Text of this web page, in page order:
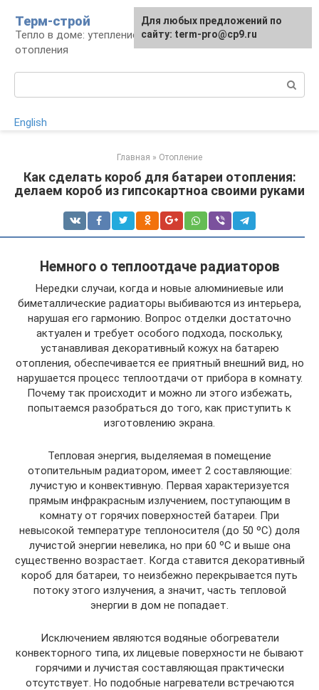
контенту
Терм-строй
Тепло в доме: утепление и устройство
отопления
English
Главная » Отопление
Как сделать короб для батареи отопления:
делаем короб из гипсокартноа своими руками
Немного о теплоотдаче радиаторов
Нередки случаи, когда и новые алюминиевые или
биметаллические радиаторы выбиваются из интерьера,
нарушая его гармонию. Вопрос отделки достаточно
актуален и требует особого подхода, поскольку,
устанавливая декоративный кожух на батарею
отопления, обеспечивается ее приятный внешний вид, но
нарушается процесс теплоотдачи от прибора в комнату.
Почему так происходит и можно ли этого избежать,
попытаемся разобраться до того, как приступить к
изготовлению экрана.
Тепловая энергия, выделяемая в помещение
отопительным радиатором, имеет 2 составляющие:
лучистую и конвективную. Первая характеризуется
прямым инфракрасным излучением, поступающим в
комнату от горячих поверхностей батареи. При
невысокой температуре теплоносителя (до 50 ºС) доля
лучистой энергии невелика, но при 60 ºС и выше она
существенно возрастает. Когда ставится декоративный
короб для батареи, то неизбежно перекрывается путь
потоку этого излучения, а значит, часть тепловой
энергии в дом не попадает.
Исключением являются водяные обогреватели
конвекторного типа, их лицевые поверхности не бывают
горячими и лучистая составляющая практически
отсутствует. Но подобные нагреватели встречаются
Для любых предложений по
сайту: term-pro@cp9.ru